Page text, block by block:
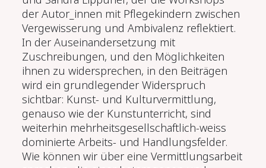
der Autor_innen mit Pflegekindern zwischen
Vergewisserung und Ambivalenz reflektiert.
In der Auseinandersetzung mit
Zuschreibungen, und den Möglichkeiten
ihnen zu widersprechen, in den Beiträgen
wird ein grundlegender Widerspruch
sichtbar: Kunst- und Kulturvermittlung,
genauso wie der Kunstunterricht, sind
weiterhin mehrheitsgesellschaftlich-weiss
dominierte Arbeits- und Handlungsfelder.
Wie können wir über eine Vermittlungsarbeit